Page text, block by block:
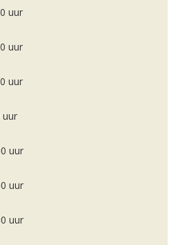
uur
uur
uur
uur
uur
uur
uur